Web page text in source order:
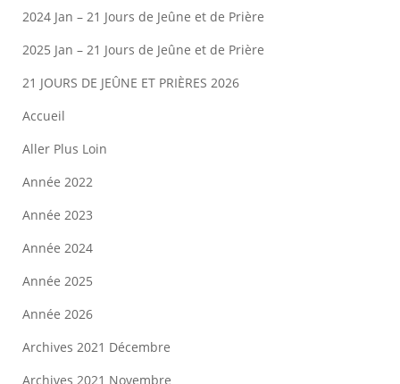
2024 Jan – 21 Jours de Jeûne et de Prière
2025 Jan – 21 Jours de Jeûne et de Prière
21 JOURS DE JEÛNE ET PRIÈRES 2026
Accueil
Aller Plus Loin
Année 2022
Année 2023
Année 2024
Année 2025
Année 2026
Archives 2021 Décembre
Archives 2021 Novembre